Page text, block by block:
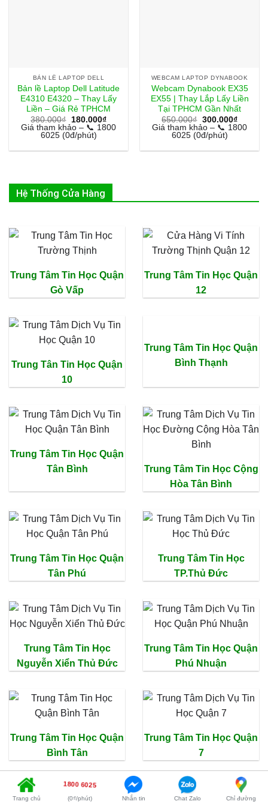
BẢN LỀ LAPTOP DELL
Bản lề Laptop Dell Latitude
E4310 E4320 – Thay Lấy
Liền – Giá Rẻ TPHCM
380.000₫
Giá
gốc
là:
380.000₫.
180.000₫Giá
hiện
180.000₫.
Giá tham khảo – 📞 1800
6025 (0đ/phút)
WEBCAM LAPTOP DYNABOOK
Webcam Dynabook EX35
EX55 | Thay Lắp Lấy Liền
Tại TPHCM Gần Nhất
650.000₫ Giá
gốc
là:
650.000₫.
300.000₫Giá
hiện
Giá tham khảo – 📞 1800
6025 (0đ/phút)
Hệ Thống Cửa Hàng
Trung Tâm Tin Học Quận
Gò Vấp
Trung Tâm Tin Học Quận
12
Trung Tân Tin Học Quận
10
Trung Tâm Tin Học Quận
Bình Thạnh
Trung Tâm Tin Học Quận
Tân Bình
Trung Tâm Tin Học Cộng
Hòa Tân Bình
Trung Tâm Tin Học Quận
Tân Phú
Trung Tâm Tin Học
TP.Thủ Đức
Trung Tâm Tin Học
Nguyễn Xiển Thủ Đức
Trung Tâm Tin Học Quận
Phú Nhuận
Trung Tâm Tin Học Quận
Bình Tân
Trung Tâm Tin Học Quận
7
BÁO CHÍ NÓI VỀ TRƯỜNG THỊNH GROUP
Trang chủ
1800 6025
(0₫/phút) Nhắn tin Chat Zalo Chỉ đường